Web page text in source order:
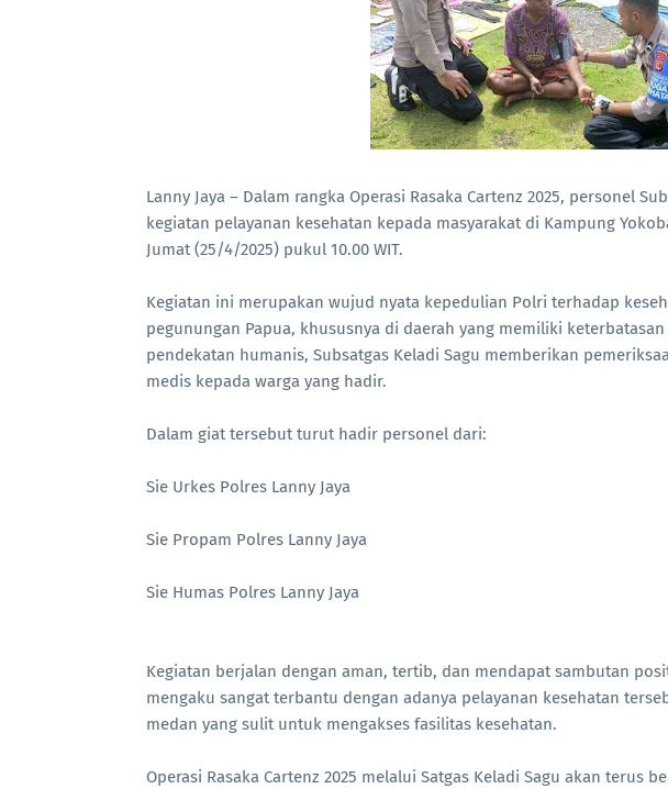
Lanny Jaya – Dalam rangka Operasi Rasaka Cartenz 2025, personel
kegiatan pelayanan kesehatan kepada masyarakat di Kampung
Jumat (25/4/2025) pukul 10.00 WIT.
Kegiatan ini merupakan wujud nyata kepedulian Polri terhadap
pegunungan Papua, khususnya di daerah yang memiliki
pendekatan humanis, Subsatgas Keladi Sagu memberikan
medis kepada warga yang hadir.
Dalam giat tersebut turut hadir personel dari:
Sie Urkes Polres Lanny Jaya
Sie Propam Polres Lanny Jaya
Sie Humas Polres Lanny Jaya
Kegiatan berjalan dengan aman, tertib, dan mendapat sambutan
mengaku sangat terbantu dengan adanya pelayanan kesehatan
medan yang sulit untuk mengakses fasilitas kesehatan.
Operasi Rasaka Cartenz 2025 melalui Satgas Keladi Sagu akan terus